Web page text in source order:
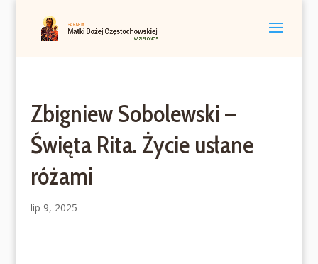
Zbigniew Sobolewski –
Święta Rita. Życie usłane
różami
lip 9, 2025